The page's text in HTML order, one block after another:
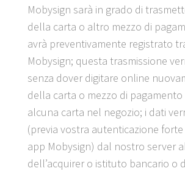
Mobysign sarà in grado di
della carta o altro mezzo di
avrà preventivamente registrato
Mobysign; questa trasmissione
senza dover digitare online
della carta o mezzo di
alcuna carta nel negozio; i dati
(previa vostra autenticazione
app Mobysign) dal nostro server
dell’acquirer o istituto bancario o